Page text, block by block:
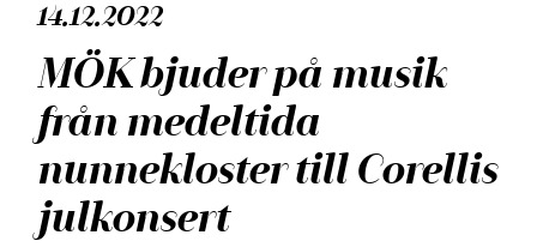
14.12.2022
MÖK bjuder på musik
från medeltida
nunnekloster till Corellis
julkonsert